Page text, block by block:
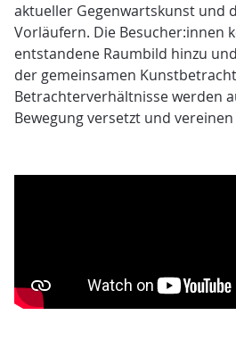
aktueller Gegenwartskunst und
Vorläufern. Die Besucher:innen
entstandene Raumbild hinzu
der gemeinsamen
Betrachterverhältnisse werden
Bewegung versetzt und